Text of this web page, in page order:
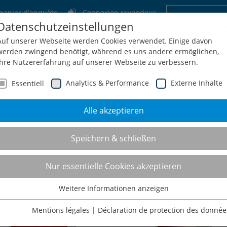
Connexion revendeur
d'enquête
Allemagne
Configuration + Demande
à tiroirs T500
unserer Webseite werden Cookies verwendet. Einige davon
zwingend benötigt, während es uns andere ermöglichen,
Nutzererfahrung auf unserer Webseite zu verbessern.
Essentiell Analytics & Performance Externe Inhalte
Alle akzeptieren
Speichern & schließen
Nur essentielle Cookies akzeptieren
Essentielle Cookies werden für grundlegende Funktionen der
Weitere Informationen anzeigen
Mentions légales | Déclaration de protection des